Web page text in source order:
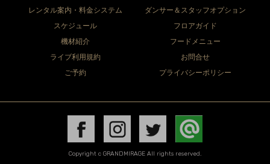
レンタル案内・料金システム
ダンサー＆スタッフオプション
スケジュール
フロアガイド
機材紹介
フードメニュー
ライブ利用規約
お問合せ
ご予約
プライバシーポリシー
Copyright c GRANDMIRAGE All rights reserved.